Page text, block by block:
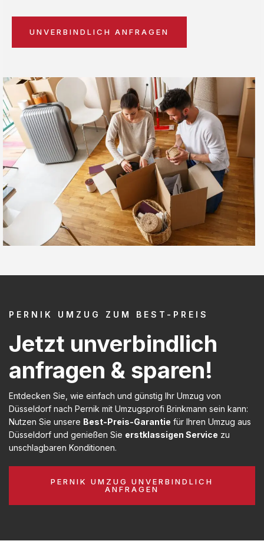
UNVERBINDLICH ANFRAGEN
PERNIK UMZUG ZUM BEST-PREIS
Jetzt unverbindlich
anfragen & sparen!
Entdecken Sie, wie einfach und günstig Ihr Umzug von
Düsseldorf nach Pernik mit Umzugsprofi Brinkmann sein kann:
Nutzen Sie unsere Best-Preis-Garantie für Ihren Umzug aus
Düsseldorf und genießen Sie erstklassigen Service zu
unschlagbaren Konditionen.
PERNIK UMZUG UNVERBINDLICH
ANFRAGEN